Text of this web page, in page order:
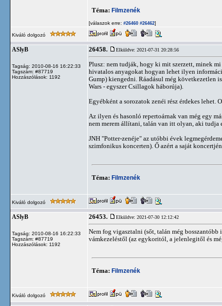
Téma: Filmzenék
[válaszok erre: #26460 #26462]
Kiváló dolgozó
ASlyB
Tagság: 2010-08-16 16:22:33
Tagszám: #87719
Hozzászólások: 1192
26458. Elküldve: 2021-07-31 20:28:56
Plusz: nem tudják, hogy ki mit szerzett, minek
hivatalos anyagokat hogyan lehet ilyen
Gump) kiengedni. Ráadásul még következetlen
Wars - egyszer Csillagok háborúja).
Egyébként a sorozatok zenéi rész érdekes lehet.
Az ilyen és hasonló repertoárnak van még egy
nem merem állítani, talán van itt olyan, aki
JNH "Potter-zenéje" az utóbbi évek
szimfonikus koncerten). Ő azért a saját
Téma: Filmzenék
Kiváló dolgozó
ASlyB
Tagság: 2010-08-16 16:22:33
Tagszám: #87719
Hozzászólások: 1192
26453. Elküldve: 2021-07-30 12:12:42
Nem fog vigasztalni (sőt, talán még bosszantóbb
vámkezeléstől (az egykoritól, a jelenlegitől és
Téma: Filmzenék
Kiváló dolgozó